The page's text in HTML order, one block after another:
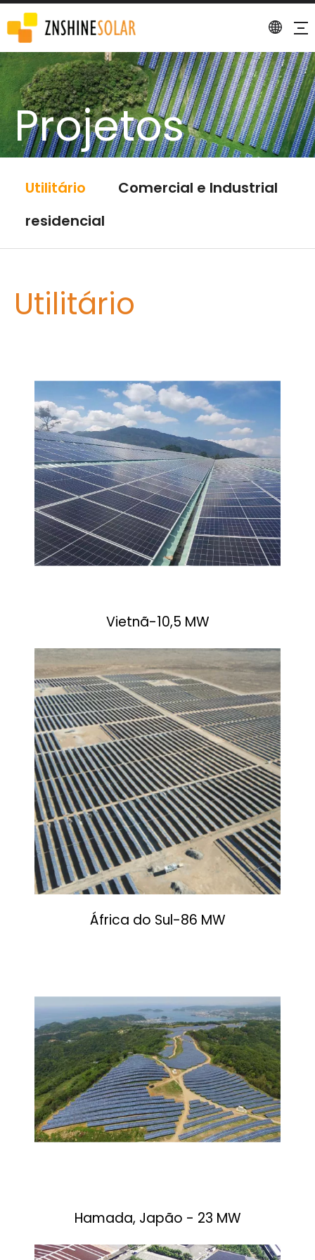
Projetos
Utilitário
Comercial e Industrial
residencial
Utilitário
Vietnã-10,5 MW
África do Sul-86 MW
Hamada, Japão - 23 MW